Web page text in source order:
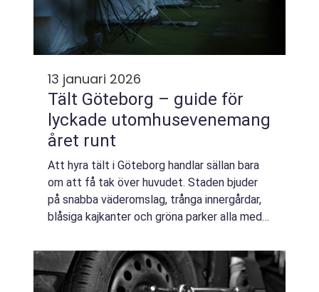
13 januari 2026
Tält Göteborg – guide för
lyckade utomhusevenemang
året runt
Att hyra tält i Göteborg handlar sällan bara
om att få tak över huvudet. Staden bjuder
på snabba väderomslag, trånga innergårdar,
blåsiga kajkanter och gröna parker alla med